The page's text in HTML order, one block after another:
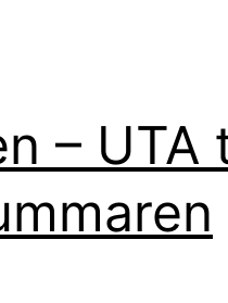
– UTA